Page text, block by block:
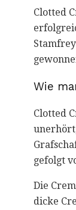
Clotted
Wie
Clotted
gefolgt
Die
dicke